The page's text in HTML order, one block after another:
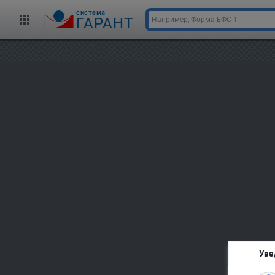
cистема
ГАРАНТ Например, Форма ЕФС-1